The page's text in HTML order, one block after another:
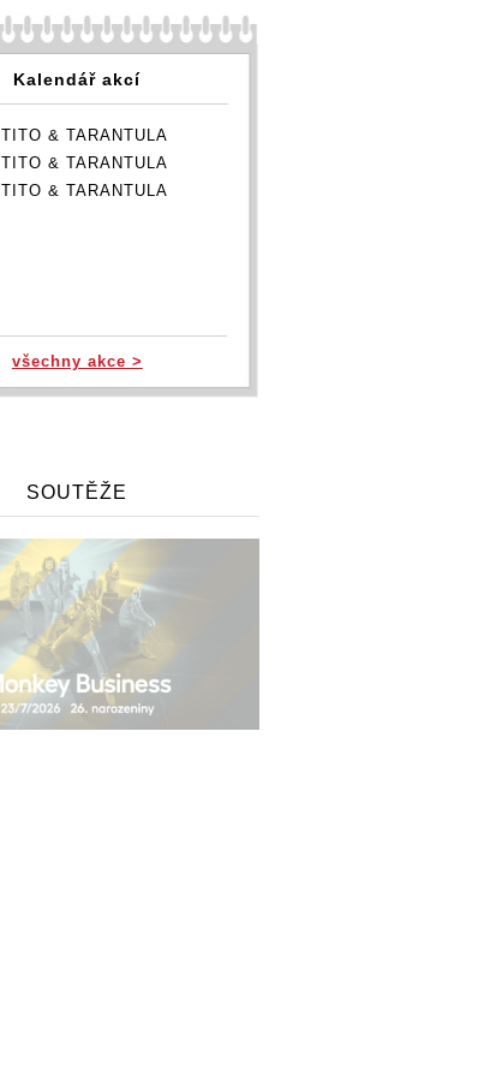
Kalendář akcí
TITO & TARANTULA
TITO & TARANTULA
TITO & TARANTULA
všechny akce >
SOUTĚŽE